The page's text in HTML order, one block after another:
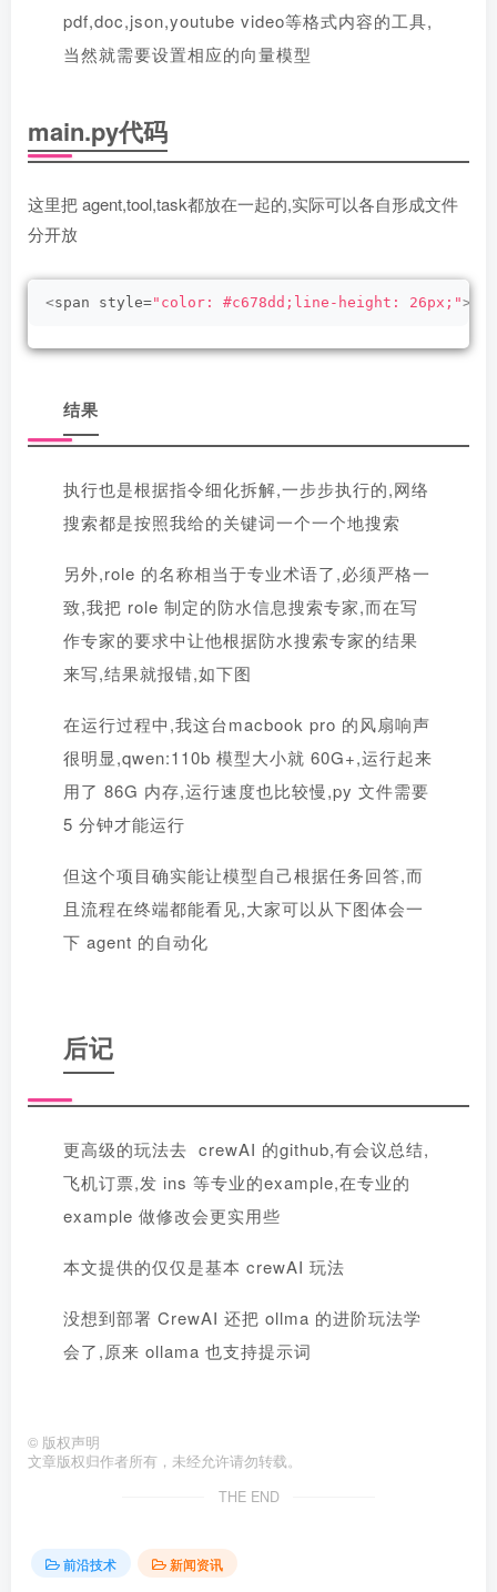
pdf,doc,json,youtube video等格式内容的工具,
当然就需要设置相应的向量模型
main.py代码
这里把 agent,tool,task都放在一起的,实际可以各自形成文件
分开放
<span style="color: #c678dd;line-height: 26px;">
结果
执行也是根据指令细化拆解,一步步执行的,网络
搜索都是按照我给的关键词一个一个地搜索
另外,role 的名称相当于专业术语了,必须严格一
致,我把 role 制定的防水信息搜索专家,而在写
作专家的要求中让他根据防水搜索专家的结果
来写,结果就报错,如下图
在运行过程中,我这台macbook pro 的风扇响声
很明显,qwen:110b 模型大小就 60G+,运行起来
用了 86G 内存,运行速度也比较慢,py 文件需要
5 分钟才能运行
但这个项目确实能让模型自己根据任务回答,而
且流程在终端都能看见,大家可以从下图体会一
下 agent 的自动化
后记
更高级的玩法去 crewAI 的github,有会议总结,
飞机订票,发 ins 等专业的example,在专业的
example 做修改会更实用些
本文提供的仅仅是基本 crewAI 玩法
没想到部署 CrewAI 还把 ollma 的进阶玩法学
会了,原来 ollama 也支持提示词
© 版权声明
文章版权归作者所有，未经允许请勿转载。
THE END
前沿技术 新闻资讯